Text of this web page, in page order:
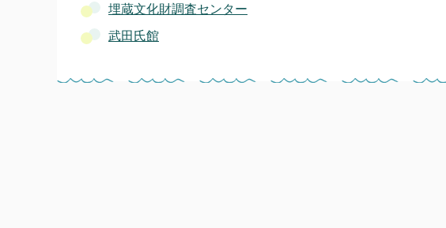
埋蔵文化財調査センター
武田氏館